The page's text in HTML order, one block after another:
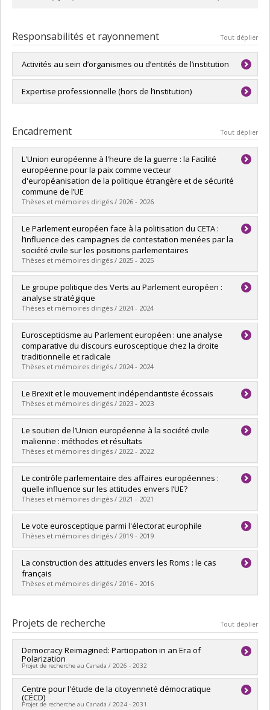
Responsabilités et rayonnement Tout déplier
Activités au sein d’organismes ou d’entités de l’institution
Directrice scientifique du Centre Jean Monnet de
internationales, option études européennes
Expertise professionnelle (hors de l’institution)
European Community Studies Association - Canada (ECSA-C),
Membre du Comité de gouvernance
Encadrement Tout déplier
L'Union européenne à l'heure de la guerre : la Facilité
européenne pour la paix comme vecteur
d'européanisation de la politique étrangère et de sécurité
commune de l’UE
Thèses et mémoires dirigés / 2026 - 2026
Diplômé(e) :Dubois, Nicholas
Cycle :Maîtrise
Diplôme obtenu :M. Sc.
Lien vers le document dans Papyrus
Le Parlement européen face à la politisation du CETA :
l’influence des campagnes de contestation menées par la
société civile sur les positions parlementaires
Thèses et mémoires dirigés / 2025 - 2025
Diplômé(e) :Reymond, Elisa
Cycle :Maîtrise
Diplôme obtenu :M. Sc.
Lien vers le document dans Papyrus
Le groupe politique des Verts au Parlement européen :
analyse stratégique
Thèses et mémoires dirigés / 2024 - 2024
Diplômé(e) :Guégan, Nolwen
Cycle :Maîtrise
Diplôme obtenu :M. Sc.
Lien vers le document dans Papyrus
Euroscepticisme au Parlement européen : une analyse
comparative du discours eurosceptique chez la droite
traditionnelle et radicale
Thèses et mémoires dirigés / 2024 - 2024
Diplômé(e) : Benoit, Léandre
Cycle : Maîtrise
Diplôme obtenu :M. Sc.
Lien vers le document dans Papyrus
Le Brexit et le mouvement indépendantiste écossais
Thèses et mémoires dirigés / 2023 - 2023
Diplômé(e) :Rheault, Gabrielle
Cycle :Maîtrise
Diplôme obtenu :M. Sc.
Lien vers le document dans Papyrus
Le soutien de l’Union européenne à la société civile
malienne : méthodes et résultats
Thèses et mémoires dirigés / 2022 - 2022
Diplômé(e) :Vuitton, Alix
Cycle : Maîtrise
Diplôme obtenu :M. Sc.
Lien vers le document dans Papyrus
Le contrôle parlementaire des affaires européennes :
quelle influence sur les attitudes envers l’UE?
Thèses et mémoires dirigés / 2021 - 2021
Diplômé(e) :Mounier, Antoine
Cycle : Maîtrise
Diplôme obtenu :M. Sc.
Lien vers le document dans Papyrus
Le vote eurosceptique parmi l'électorat europhile
Thèses et mémoires dirigés / 2019 - 2019
Diplômé(e) :Houde, Anne-Marie
Cycle :Maîtrise
Diplôme obtenu :M. Sc.
Lien vers le document dans Papyrus
La construction des attitudes envers les Roms : le cas
français
Thèses et mémoires dirigés / 2016 - 2016
Cycle : Maîtrise
Diplôme obtenu :M.A.
Lien vers le document dans Papyrus
Projets de recherche Tout déplier
Democracy Reimagined: Participation in an Era of
Polarization
Projet de recherche au Canada / 2026 - 2032
Chercheur principal : Laurie Beaudonnet
Co-chercheurs :
Pascale Devette,
Centre pour l'étude de la citoyenneté démocratique
(CÉCD)
Projet de recherche au Canada / 2024 - 2031